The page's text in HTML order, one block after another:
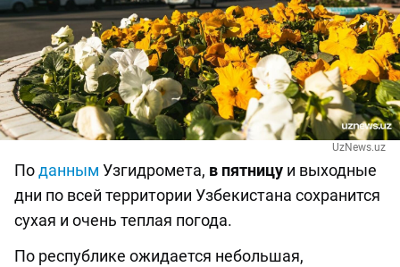
UzNews.uz
Поданным Узгидромета, в пятницу и выходные
дни по всей территории Узбекистана сохранится
сухая и очень теплая погода.
По республике ожидается небольшая,